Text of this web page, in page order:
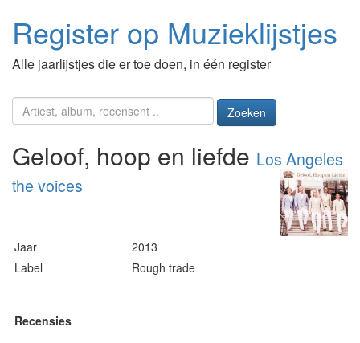
Register op Muzieklijstjes
Alle jaarlijstjes die er toe doen, in één register
Zoeken
Geloof, hoop en liefde Los Angeles
the voices
Jaar
2013
Label
Rough trade
Recensies